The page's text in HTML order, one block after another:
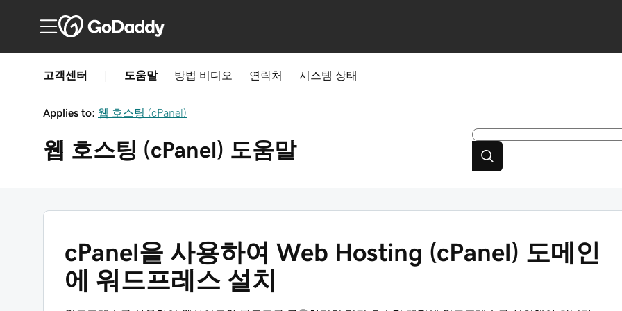
고객센터 도움말 방법 비디오 연락처 시스템 상태
Applies to: 웹 호스팅 (cPanel)
웹 호스팅 (cPanel) 도움말
cPanel을 사용하여 Web Hosting (cPanel) 도메인
에 워드프레스 설치